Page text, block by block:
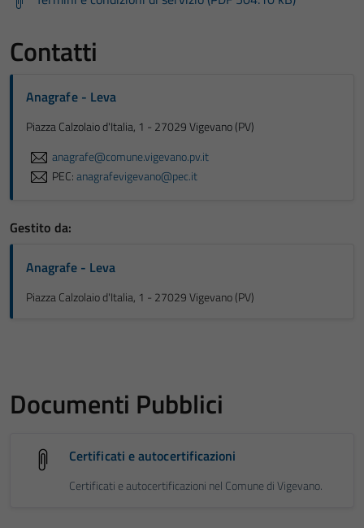
Contatti
Anagrafe - Leva
Piazza Calzolaio d'Italia, 1 - 27029 Vigevano (PV)
anagrafe@comune.vigevano.pv.it
PEC:anagrafevigevano@pec.it
Gestito da:
Anagrafe - Leva
Piazza Calzolaio d'Italia, 1 - 27029 Vigevano (PV)
Documenti Pubblici
Certificati e autocertificazioni
Certificati e autocertificazioni nel Comune di Vigevano.
possono
informazioni
personali.